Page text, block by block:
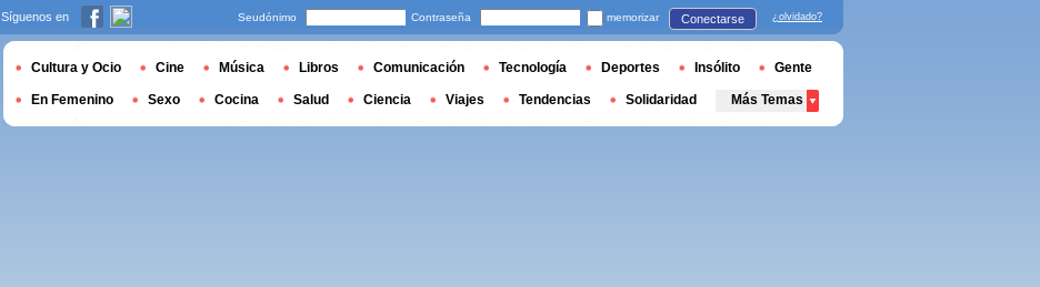
Síguenos en Seudónimo Contraseña memorizar Conectarse ¿olvidado?
Cultura y Ocio Cine Música Libros Comunicación Tecnología Deportes Insólito Gente
En Femenino Sexo Cocina Salud Ciencia Viajes Tendencias Solidaridad Más Temas